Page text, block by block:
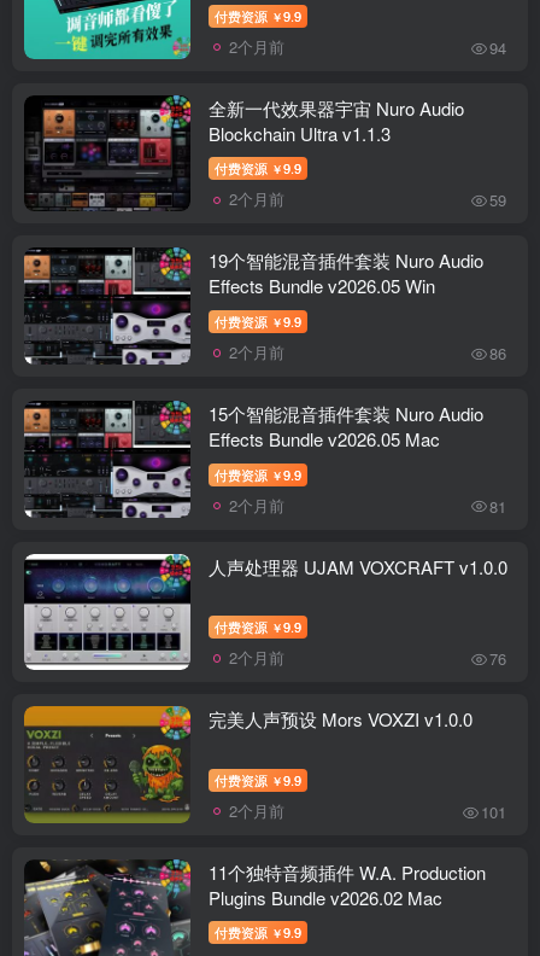
付费资源 ￥9.9
2个月前 94
全新一代效果器宇宙 Nuro Audio
Blockchain Ultra v1.1.3
付费资源 ￥9.9
2个月前 59
19个智能混音插件套装 Nuro Audio
Effects Bundle v2026.05 Win
付费资源 ￥9.9
2个月前 86
15个智能混音插件套装 Nuro Audio
Effects Bundle v2026.05 Mac
付费资源 ￥9.9
2个月前 81
人声处理器 UJAM VOXCRAFT v1.0.0
付费资源 ￥9.9
2个月前 76
完美人声预设 Mors VOXZI v1.0.0
付费资源 ￥9.9
2个月前 101
11个独特音频插件 W.A. Production
Plugins Bundle v2026.02 Mac
付费资源 ￥9.9